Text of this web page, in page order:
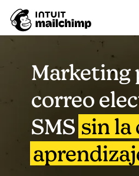
Marketing
correo
SMS sin la